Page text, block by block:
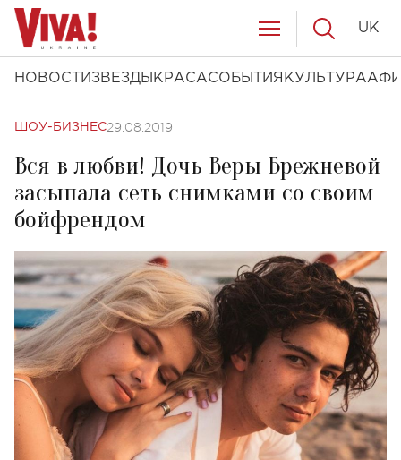
НОВОСТИ ЗВЕЗДЫ КРАСАСОБЫТИЯ КУЛЬТУРА
UK
ШОУ-БИЗНЕС29.08.2019
Вся в любви! Дочь Веры Брежневой
засыпала сеть снимками со своим
бойфрендом